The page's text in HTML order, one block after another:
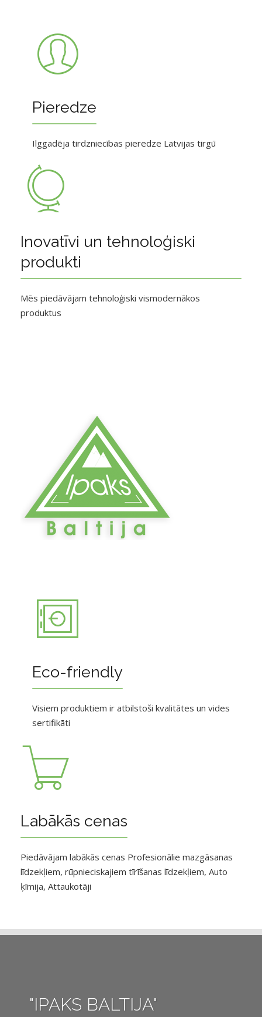
Pieredze
Ilggadēja tirdzniecības pieredze Latvijas tirgū
Inovatīvi un tehnoloģiski
produkti
Mēs piedāvājam tehnoloģiski vismodernākos
produktus
Eco-friendly
Visiem produktiem ir atbilstoši kvalitātes un vides
sertifikāti
Labākās cenas
Piedāvājam labākās cenas Profesionālie mazgāsanas
līdzekļiem, rūpnieciskajiem tīrīšanas līdzekļiem, Auto
ķīmija, Attaukotāji
"IPAKS BALTIJA"